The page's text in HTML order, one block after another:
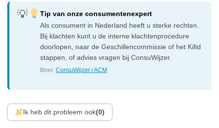
Tip van onze consumentenexpert
Als consument in Nederland heeft u sterke rechten.
Bij klachten kunt u de interne klachtenprocedure
doorlopen, naar de Geschillencommissie of het Kifid
stappen, of advies vragen bij ConsuWijzer.
Bron:ConsuWijzer / ACM
Ik heb dit probleem ook(0)